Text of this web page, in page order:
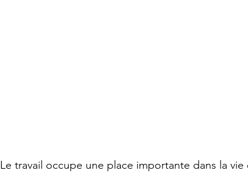
Le travail occupe une place importante dans la